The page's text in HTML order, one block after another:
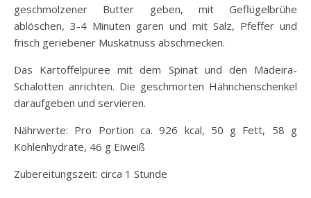
geschmolzener Butter geben, mit Geflügelbrühe
ablöschen, 3-4 Minuten garen und mit Salz, Pfeffer und
frisch geriebener Muskatnuss abschmecken.
Das Kartoffelpüree mit dem Spinat und den Madeira-
Schalotten anrichten. Die geschmorten Hähnchenschenkel
daraufgeben und servieren.
Nährwerte: Pro Portion ca. 926 kcal, 50 g Fett, 58 g
Kohlenhydrate, 46 g Eiweiß
Zubereitungszeit: circa 1 Stunde